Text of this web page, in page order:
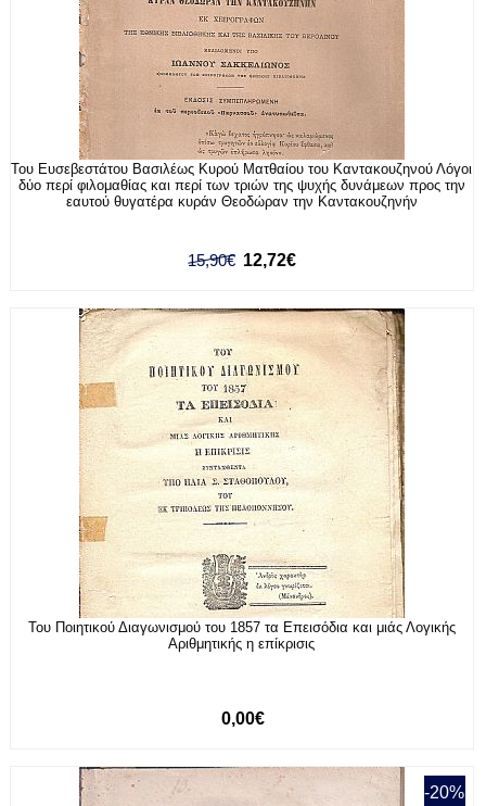
Του Ευσεβεστάτου Βασιλέως Κυρού Ματθαίου του Καντακουζηνού Λόγοι
δύο περί φιλομαθίας και περί των τριών της ψυχής δυνάμεων προς την
εαυτού θυγατέρα κυράν Θεοδώραν την Καντακουζηνήν
15,90€ 12,72€
Του Ποιητικού Διαγωνισμού του 1857 τα Επεισόδια και μιάς Λογικής
Αριθμητικής η επίκρισις
0,00€
-20%